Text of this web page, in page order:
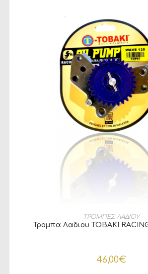
ΠΡΟΣΘΉΚΗ ΣΤΟ
ΤΡΟΜΠΕΣ ΛΑΔΙΟΥ
Τρομπα Λαδιου TOBAKI
46,00€